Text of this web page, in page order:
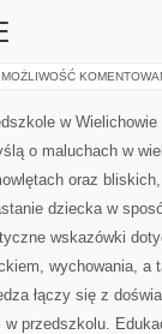
MOŻLIWOŚĆ
w
o maluchach w
oraz
dziecka w
wskazówki
wychowania, a
łączy się z
w przedszkolu.